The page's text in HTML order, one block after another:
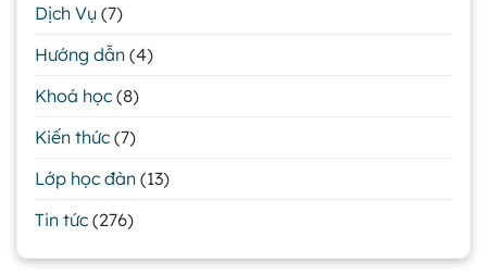
Dịch Vụ (7)
Hướng dẫn (4)
Khoá học (8)
Kiến thức (7)
Lớp học đàn (13)
Tin tức (276)